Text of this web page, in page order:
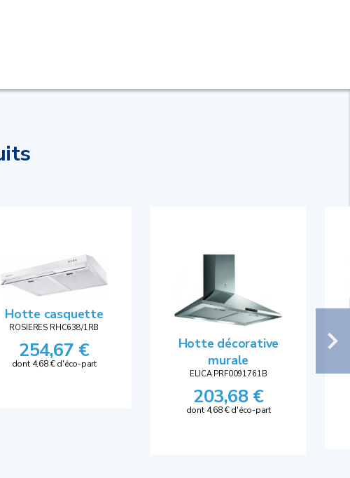
Hotte casquette
ROSIERES RHC638/1RB
254,67 €
dont 4,68 € d'éco-part
Hotte décorative
murale
ELICA PRF0091761B
203,68 €
dont 4,68 € d'éco-part